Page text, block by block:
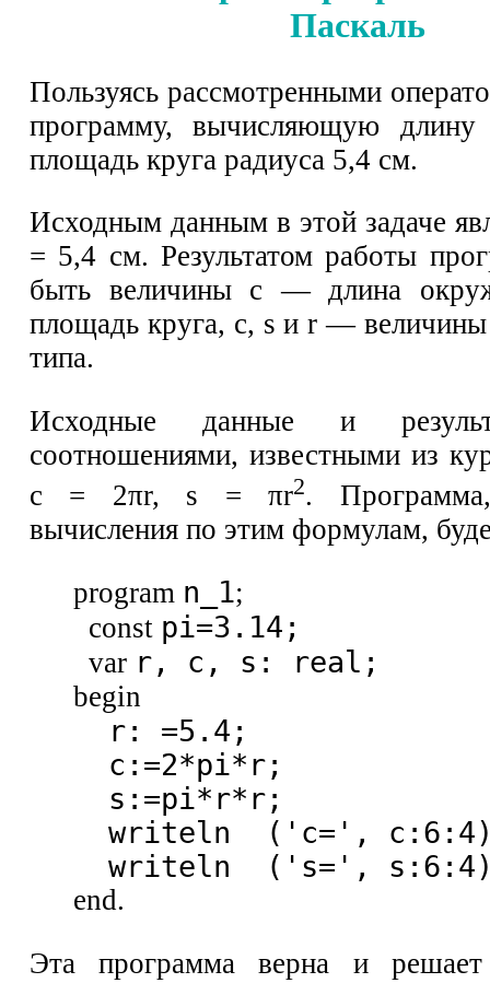
Паскаль
Пользуясь рассмотренными
программу, вычисляющую
площадь круга радиуса 5,4 см.
Исходным данным в этой задаче
= 5,4 см. Результатом работы
быть величины с — длина
площадь круга, с, s и r — величины
типа.
Исходные данные и
соотношениями, известными из
с = 2πr, s = πr2.
вычисления по этим формулам,
program n_1;
const pi=3.14;
var r, с, s: real;
begin
r: =5.4;
с:=2*pi*r;
s:=pi*r*r;
writeln ('c=',
writeln ('s=',
end.
Эта программа верна и решает